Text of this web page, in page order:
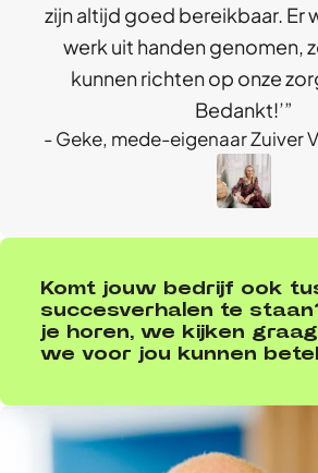
zijn altijd goed bereikbaar. Er
werk uit handen genomen,
kunnen richten op onze
Bedankt!’
Geke, mede-eigenaar Zuiver
Komt jouw bedrijf ook
succesverhalen te
je horen, we kijken
we voor jou kunnen